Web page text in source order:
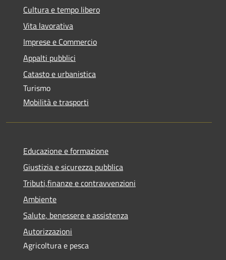
Cultura e tempo libero
Vita lavorativa
Imprese e Commercio
Appalti pubblici
Catasto e urbanistica
Turismo
Mobilità e trasporti
Educazione e formazione
Giustizia e sicurezza pubblica
Tributi,finanze e contravvenzioni
Ambiente
Salute, benessere e assistenza
Autorizzazioni
Agricoltura e pesca